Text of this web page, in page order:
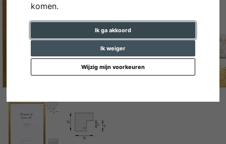
komen.
Ik ga akkoord
Ik weiger
Wijzig mijn voorkeuren